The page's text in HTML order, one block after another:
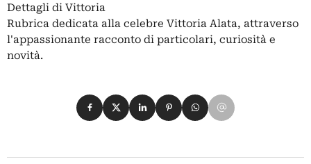
Dettagli di Vittoria
Rubrica dedicata alla celebre Vittoria Alata, attraverso
l'appassionante racconto di particolari, curiosità e
novità.
Condividi su Facebook
Condividi su X
Condividi su LinkedIn
Condividi su Pinterest
Condividi su WhatsApp
Condividi su Email